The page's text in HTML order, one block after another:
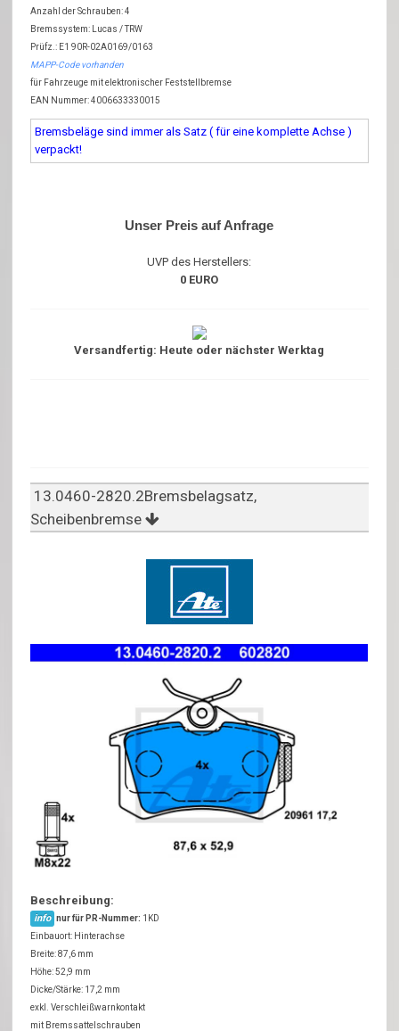
Anzahl der Schrauben: 4
Bremssystem: Lucas / TRW
Prüfz.: E1 90R-02A0169/0163
MAPP-Code vorhanden
für Fahrzeuge mit elektronischer Feststellbremse
EAN Nummer: 4006633330015
Bremsbeläge sind immer als Satz ( für eine komplette Achse )
verpackt!
Unser Preis auf Anfrage
UVP des Herstellers:
0 EURO
Versandfertig: Heute oder nächster Werktag
13.0460-2820.2Bremsbelagsatz,
Scheibenbremse
Beschreibung:
info nur für PR-Nummer: 1KD
Einbauort: Hinterachse
Breite: 87,6 mm
Höhe: 52,9 mm
Dicke/Stärke: 17,2 mm
exkl. Verschleißwarnkontakt
mit Bremssattelschrauben